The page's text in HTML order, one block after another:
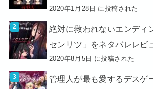
2020年1月28日 に投稿された
絶対に救われないエンディ
センリツ」をネタバレレビ
2020年8月5日 に投稿された
管理人が最も愛するデスゲ